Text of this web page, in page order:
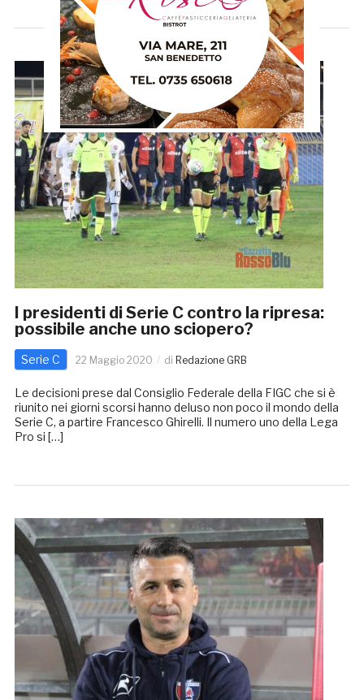
I presidenti di Serie C contro la ripresa:
possibile anche uno sciopero?
Serie C 22 Maggio 2020 di Redazione GRB
Le decisioni prese dal Consiglio Federale della FIGC che si è
riunito nei giorni scorsi hanno deluso non poco il mondo della
Serie C, a partire Francesco Ghirelli. Il numero uno della Lega
Pro si […]